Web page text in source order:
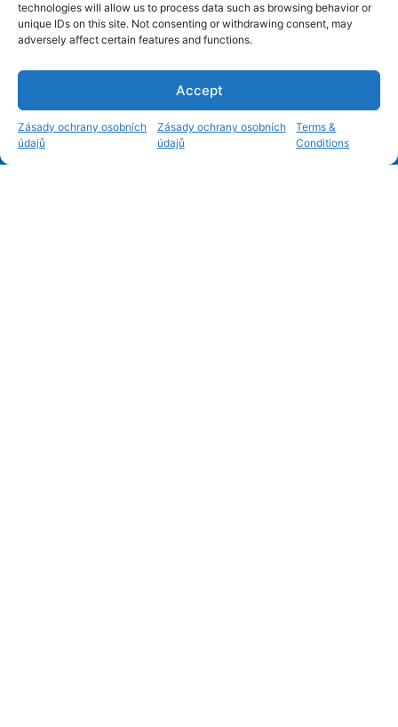
technologies will allow us to process data such as browsing behavior or
unique IDs on this site. Not consenting or withdrawing consent, may
adversely affect certain features and functions.
Accept
Zásady ochrany osobních
údajů
Zásady ochrany osobních
údajů
Terms &
Conditions
Open